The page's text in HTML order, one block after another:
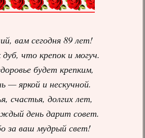
вам сегодня 89 лет!
что крепок и могуч.
будет крепким,
— яркой и нескучной.
счастья, долгих лет,
день дарит совет.
за ваш мудрый свет!